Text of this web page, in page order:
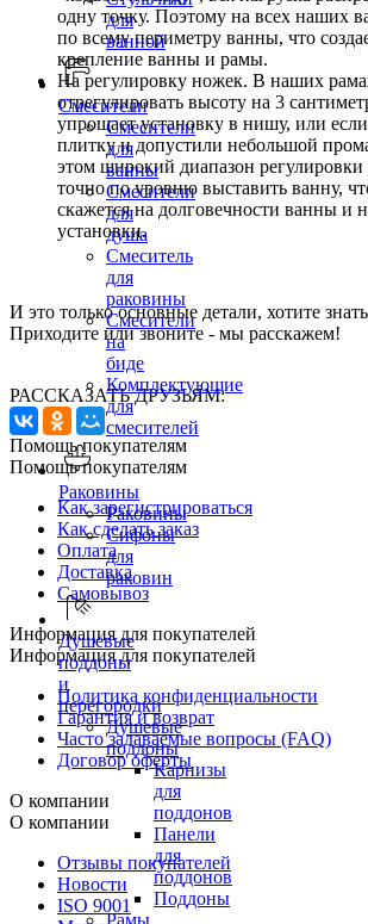
для
ванной
Смесители
Смесители
для
ванны
Смесители
для
душа
Смеситель
для
раковины
Смесители
на
биде
Комплектующие
для
смесителей
Раковины
Раковины
Сифоны
для
раковин
Душевые
поддоны
и
перегородки
Душевые
поддоны
Карнизы
для
поддонов
Панели
для
поддонов
Поддоны
одну точку. Поэтому на всех наших
по всему периметру ванны, что
крепление ванны и рамы.
На регулировку ножек. В наших
отрегулировать высоту на 3
упрощает установку в нишу, или
плитку и допустили небольшой
этом широкий диапазон регулировки
точно по уровню выставить ванну,
скажется на долговечности ванны и
установки.
И это только основные детали, хотите
Приходите или звоните - мы расскажем!
РАССКАЗАТЬ ДРУЗЬЯМ:
Помощь покупателям
Помощь покупателям
Как зарегистрироваться
Как сделать заказ
Оплата
Доставка
Самовывоз
Информация для покупателей
Информация для покупателей
Политика конфиденциальности
Гарантия и возврат
Часто задаваемые вопросы (FAQ)
Договор оферты
О компании
О компании
Отзывы покупателей
Новости
ISO 9001